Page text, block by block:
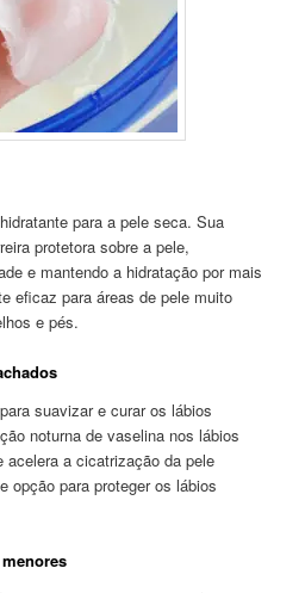
para a pele seca. Sua
protetora sobre a pele,
e mantendo a hidratação por mais
eficaz para áreas de pele muito
e pés.
suavizar e curar os lábios
noturna de vaselina nos lábios
acelera a cicatrização da pele
opção para proteger os lábios